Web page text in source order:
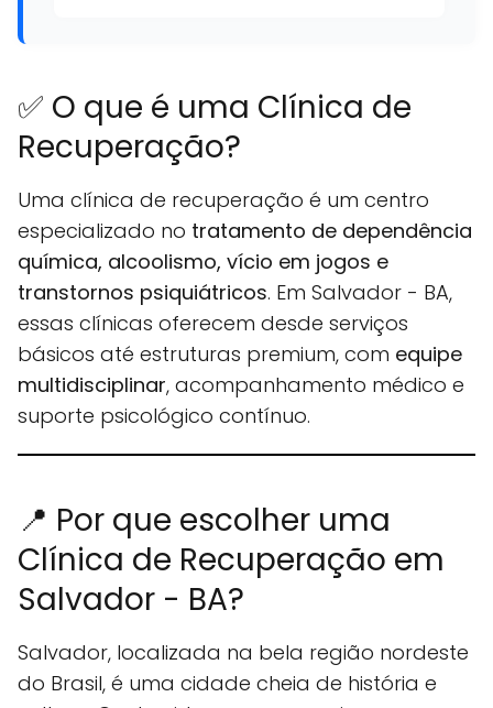
✅ O que é uma Clínica de
Recuperação?
Uma clínica de recuperação é um centro
especializado no tratamento de dependência
química, alcoolismo, vício em jogos e
transtornos psiquiátricos. Em Salvador - BA,
essas clínicas oferecem desde serviços
básicos até estruturas premium, com equipe
multidisciplinar, acompanhamento médico e
suporte psicológico contínuo.
📍 Por que escolher uma
Clínica de Recuperação em
Salvador - BA?
Salvador, localizada na bela região nordeste
do Brasil, é uma cidade cheia de história e